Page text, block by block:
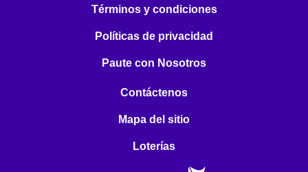
Términos y condiciones
Políticas de privacidad
Paute con Nosotros
Contáctenos
Mapa del sitio
Loterías